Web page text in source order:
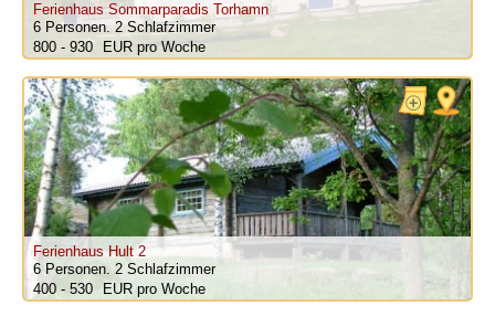
Ferienhaus Sommarparadis Torhamn
6 Personen.2 Schlafzimmer
800 - 930
pro Woche
Ferienhaus Hult 2
6 Personen. 2 Schlafzimmer
400 - 530
pro Woche